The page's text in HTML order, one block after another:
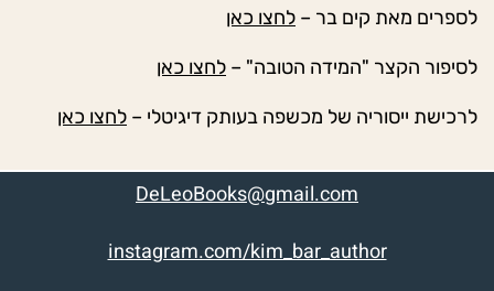
לספרים מאת קים בר – לחצו כאן
לסיפור הקצר "המידה הטובה" – לחצו כאן
לרכישת ייסוריה של מכשפה בעותק דיגיטלי – לחצו כאן
DeLeoBooks@gmail.com
instagram.com/kim_bar_author